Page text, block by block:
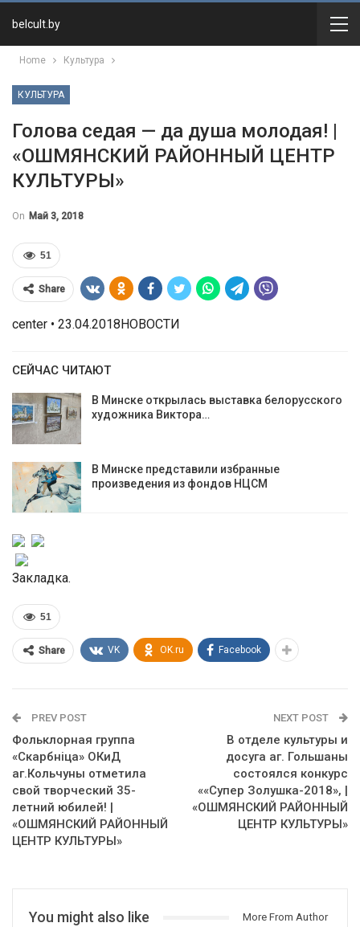
belcult.by
Home Культура
КУЛЬТУРА
Голова седая — да душа молодая! |
«ОШМЯНСКИЙ РАЙОННЫЙ ЦЕНТР
КУЛЬТУРЫ»
On Май 3, 2018
51
Share
center • 23.04.2018НОВОСТИ
СЕЙЧАС ЧИТАЮТ
В Минске открылась выставка белорусского
художника Виктора…
В Минске представили избранные
произведения из фондов НЦСМ
Закладка.
51
Share VK OK.ru Facebook
PREV POST
Фольклорная группа
«Скарбніца» ОКиД
аг.Кольчуны отметила
свой творческий 35-
летний юбилей! |
«ОШМЯНСКИЙ РАЙОННЫЙ
ЦЕНТР КУЛЬТУРЫ»
NEXT POST
В отделе культуры и
досуга аг. Гольшаны
состоялся конкурс
««Супер Золушка-2018», |
«ОШМЯНСКИЙ РАЙОННЫЙ
ЦЕНТР КУЛЬТУРЫ»
You might also like More From Author